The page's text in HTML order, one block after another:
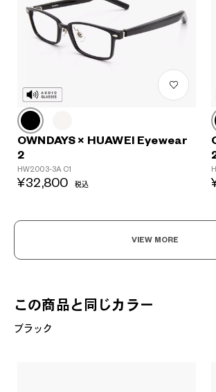
OWNDAYS × HUAWEI Eyewear
2
HW2003-3A C1
¥32,800 税込
VIEW MORE
この商品と同じカラー
ブラック